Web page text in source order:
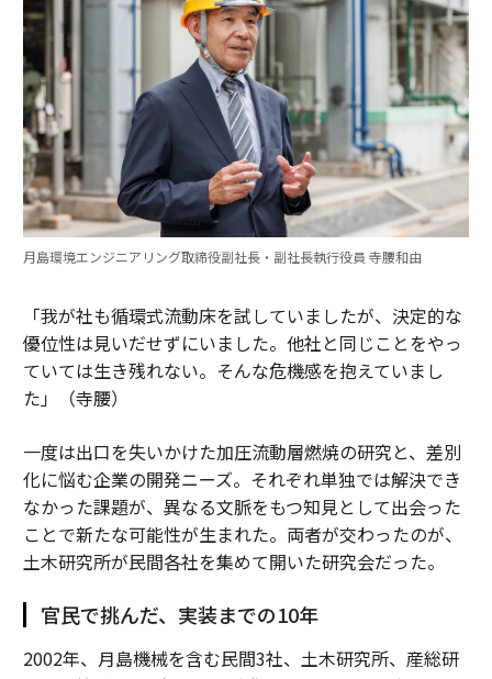
月島環境エンジニアリング取締役副社長・副社長執行役員 寺腰和由
「我が社も循環式流動床を試していましたが、決定的な
優位性は見いだせずにいました。他社と同じことをやっ
ていては生き残れない。そんな危機感を抱えていまし
た」（寺腰）
一度は出口を失いかけた加圧流動層燃焼の研究と、差別
化に悩む企業の開発ニーズ。それぞれ単独では解決でき
なかった課題が、異なる文脈をもつ知見として出会った
ことで新たな可能性が生まれた。両者が交わったのが、
土木研究所が民間各社を集めて開いた研究会だった。
官民で挑んだ、実装までの10年
2002年、月島機械を含む民間3社、土木研究所、産総研